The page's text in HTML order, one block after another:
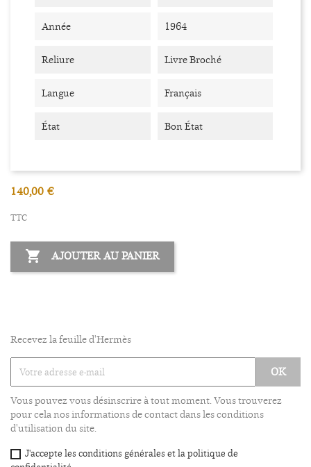
Année 1964
Reliure Livre Broché
Langue Français
État Bon État
140,00 €
TTC
 AJOUTER AU PANIER
Recevez la feuille d'Hermès
Vous pouvez vous désinscrire à tout moment. Vous trouverez
pour cela nos informations de contact dans les conditions
d'utilisation du site.
J'accepte les conditions générales et la politique de